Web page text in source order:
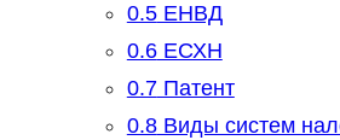
0.5ЕНВД
0.6ЕСХН
0.7Патент
0.8Виды систем